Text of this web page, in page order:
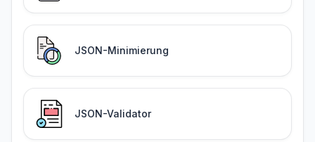
JSON-Minimierung
JSON-Validator